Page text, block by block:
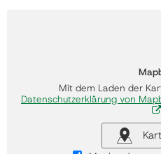
Mit dem Laden der
Datenschutzerklärung von